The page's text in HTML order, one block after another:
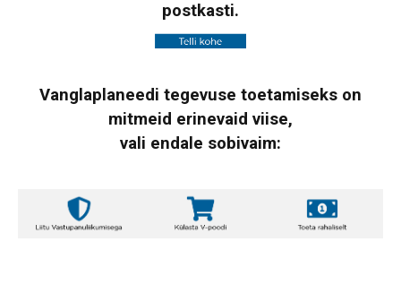
postkasti.
Vanglaplaneedi tegevuse toetamiseks on
mitmeid erinevaid viise,
vali endale sobivaim: